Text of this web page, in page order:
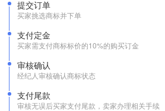
提交订单
买家挑选商标并下单
支付定金
买家需支付商标标价的10%的购买订金
审核确认
经纪人审核确认商标状态
支付尾款
审核无误后买家支付尾款，卖家办理相关手续